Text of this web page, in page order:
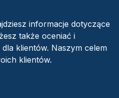
informacje dotyczące
także oceniać i
klientów. Naszym celem
klientów.